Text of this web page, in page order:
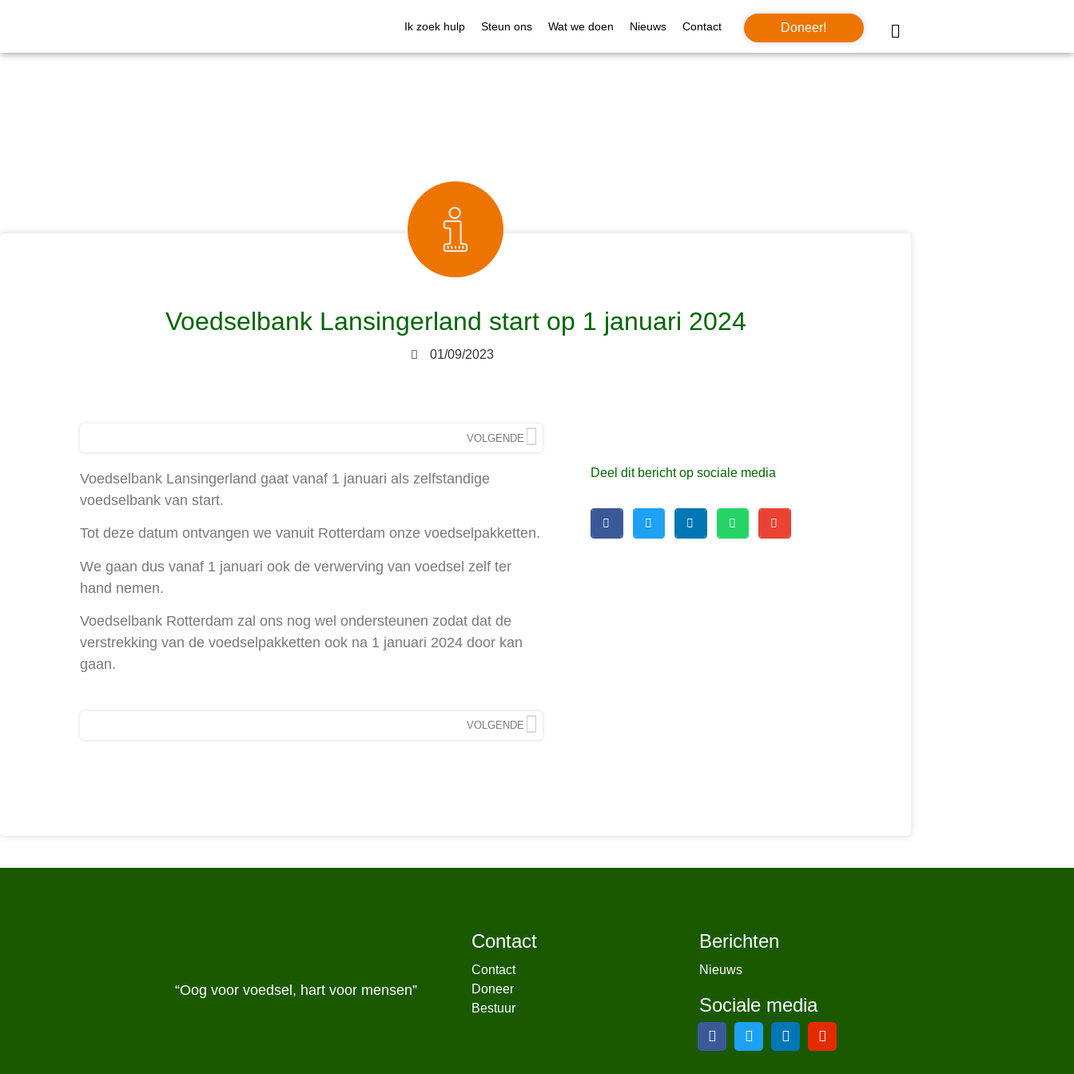
Ik zoek hulp Steun ons Wat we doen Nieuws Contact Doneer!
Voedselbank Lansingerland start op 1 januari 2024
01/09/2023
VOLGENDE
Voedselbank Lansingerland gaat vanaf 1 januari als zelfstandige
voedselbank van start.
Tot deze datum ontvangen we vanuit Rotterdam onze voedselpakketten.
We gaan dus vanaf 1 januari ook de verwerving van voedsel zelf ter
hand nemen.
Voedselbank Rotterdam zal ons nog wel ondersteunen zodat dat de
verstrekking van de voedselpakketten ook na 1 januari 2024 door kan
gaan.
VOLGENDE
Deel dit bericht op sociale media
“Oog voor voedsel, hart voor mensen”
Contact
Contact
Doneer
Bestuur
Berichten
Nieuws
Sociale media